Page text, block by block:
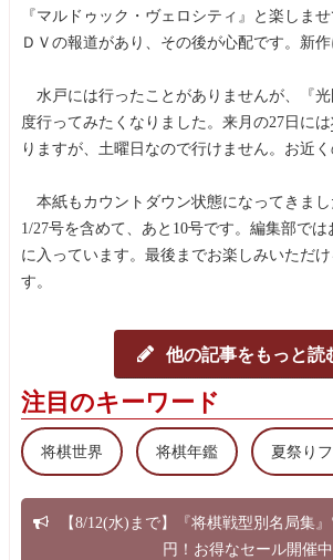
『マルドゥック・ヴェロシティ』と楽しま
ＤＶの報道があり、その後が心配です。新作
水戸には行ったことがありませんが、『
度行ってみたくなりました。来月の27日には
りますが、土曜日なので行けません。お近く
本紙もカウントダウン状態になってきまし
1/27号を含めて、あと10号です。編集部で
に入っています。最後までお楽しみいただ
す。
他の記事をもっと読
注目のキーワード
将棋世界 将棋年鑑 夏祭り
【8/12(水)まで】『将棋戦型別名局集
円！お得なセール開催中